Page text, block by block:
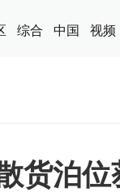
综合 中国 视频
货泊